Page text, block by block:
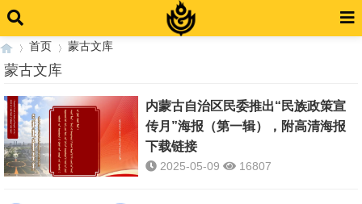
›
首页 蒙古文库
蒙古文库
内蒙古自治区民委推出“民族政策宣
传月”海报（第一辑），附高清海报
下载链接
2025-05-09 16807